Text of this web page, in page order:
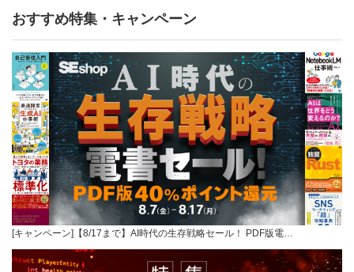
おすすめ特集・キャンペーン
[キャンペーン]【8/17まで】AI時代の生存戦略セール！ PDF版電…